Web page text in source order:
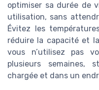
optimiser sa durée de
utilisation, sans
Évitez les
réduire la capacité et
vous n’utilisez pas
plusieurs semaines,
chargée et dans un